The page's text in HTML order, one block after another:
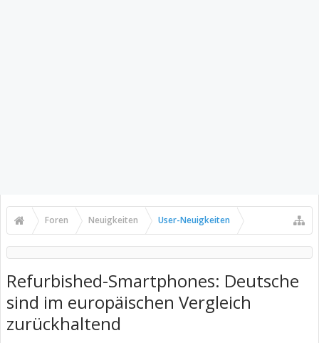
Foren Neuigkeiten User-Neuigkeiten
Refurbished-Smartphones: Deutsche
sind im europäischen Vergleich
zurückhaltend